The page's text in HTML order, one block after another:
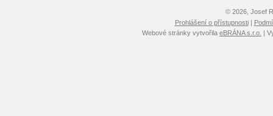
© 2026, Josef
Prohlášení o přístupnosti|
Webové stránky vytvořila eBRÁNA s.r.o. |